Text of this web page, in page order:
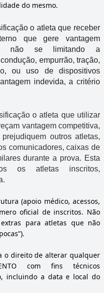
do mesmo.
o atleta que receber
que gere vantagem
não se limitando a
empurrão, tração,
ou uso de dispositivos
indevida, a critério
o atleta que utilizar
vantagem competitiva,
outros atletas,
comunicadores, caixas de
durante a prova. Esta
os atletas inscritos,
(apoio médico, acessos,
oficial de inscritos. Não
para atletas que não
o direito de alterar qualquer
com fins técnicos
incluindo a data e local do